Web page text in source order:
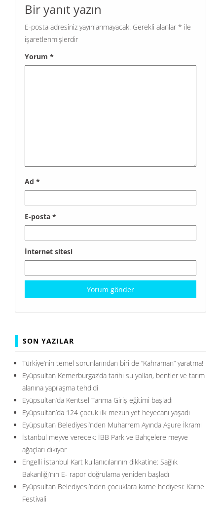
Bir yanıt yazın
E-posta adresiniz yayınlanmayacak. Gerekli alanlar * ile
işaretlenmişlerdir
Yorum *
Ad *
E-posta *
İnternet sitesi
SON YAZILAR
Türkiye’nin temel sorunlarından biri de ”Kahraman” yaratma!
Eyüpsultan Kemerburgaz’da tarihi su yolları, bentler ve tarım
alanına yapılaşma tehdidi
Eyüpsultan’da Kentsel Tarıma Giriş eğitimi başladı
Eyüpsultan’da 124 çocuk ilk mezuniyet heyecanı yaşadı
Eyüpsultan Belediyesi’nden Muharrem Ayında Aşure İkramı
İstanbul meyve verecek: İBB Park ve Bahçelere meyve
ağaçları dikiyor
Engelli İstanbul Kart kullanıcılarının dikkatine: Sağlık
Bakanlığı’nın E- rapor doğrulama yeniden başladı
Eyüpsultan Belediyesi’nden çocuklara karne hediyesi: Karne
Festivali